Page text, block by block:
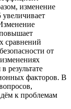
изменение
сравнений
от
результате
факторов. В
к проблемам